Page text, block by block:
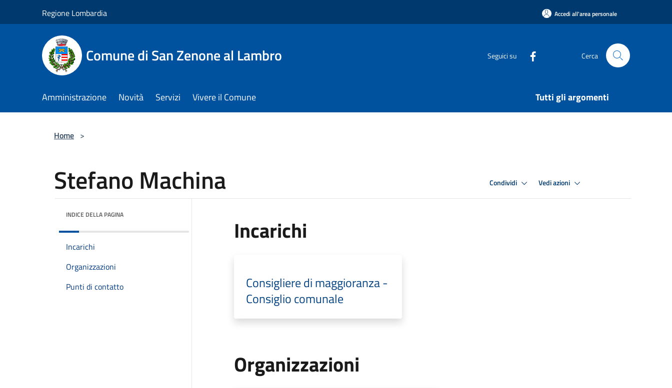
Regione Lombardia Accedi all'area personale
Comune di San Zenone al Lambro Seguici su Cerca
Amministrazione Novità Servizi Vivere il Comune Tutti gli argomenti
Home >
Stefano Machina Condividi Vedi azioni
INDICE DELLA PAGINA
Incarichi
Organizzazioni
Punti di contatto
Incarichi
Consigliere di maggioranza -
Consiglio comunale
Organizzazioni